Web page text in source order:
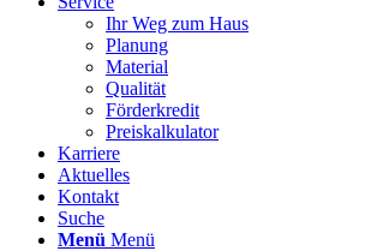
Ihr Weg zum Haus
Planung
Material
Qualität
Förderkredit
Preiskalkulator
Karriere
Aktuelles
Kontakt
Suche
Menü Menü